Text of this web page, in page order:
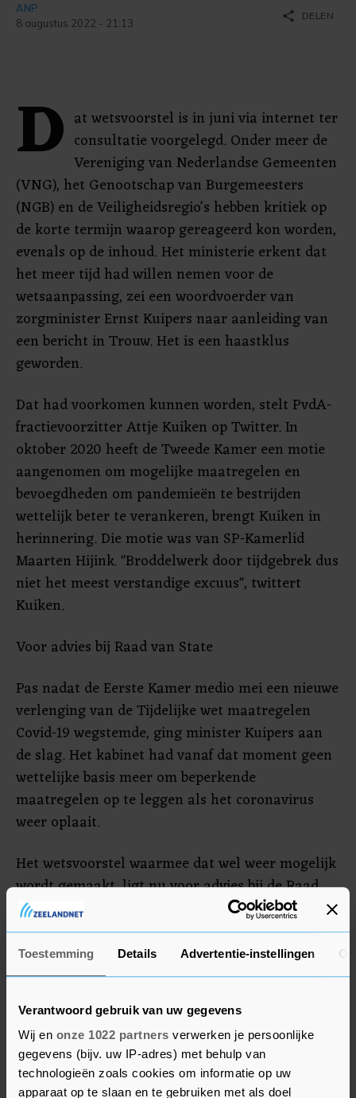
Toestemming Details Advertentie-instellingen
Verantwoord gebruik van uw gegevens
Wij en onze 1022 partners verwerken je persoonlijke
gegevens (bijv. uw IP-adres) met behulp van
technologieën zoals cookies om informatie op uw
apparaat op te slaan en te gebruiken met als doel
ANP
8 augustus 2022 - 21:13
share DELEN
D at wetsvoorstel is in juni via internet ter
consultatie voorgelegd. Onder meer de
Vereniging van Nederlandse Gemeenten
(VNG), het Genootschap van Burgemeesters
(NGB) en de Veiligheidsregio's hebben kritiek op
de korte termijn waarop gereageerd kon worden,
evenals op de inhoud. Het ministerie erkent dat
het meer tijd had willen nemen voor de
wetsaanpassing, zei een woordvoerder van
zorgminister Ernst Kuipers naar aanleiding van
een bericht in Trouw. Het is een haastklus
geworden.
Dat had voorkomen kunnen worden, stelt PvdA-
fractievoorzitter Attje Kuiken op Twitter. In
oktober 2020 heeft de Tweede Kamer een motie
aangenomen om mogelijke maatregelen en
bevoegdheden om pandemieën te bestrijden
wettelijk beter te verankeren, brengt Kuiken in
herinnering. Die motie was van SP-Kamerlid
Maarten Hijink. "Broddelwerk door tijdgebrek dus
niet het meest verstandige excuus", twittert
Kuiken.
Voor advies bij Raad van State
Pas nadat de Eerste Kamer medio mei een nieuwe
verlenging van de Tijdelijke wet maatregelen
Covid-19 wegstemde, ging minister Kuipers aan
de slag. Het kabinet had vanaf dat moment geen
wettelijke basis meer om beperkende
maatregelen op te leggen als het coronavirus
weer oplaait.
Het wetsvoorstel waarmee dat wel weer mogelijk
wordt gemaakt, ligt nu voor advies bij de Raad
van State.
Petitie
het kabinet geadviseerd het wetsvoorstel nog
niet bij de Kamer in te dienen. De resultaten van
de evaluatie van de aanpak en bestrijding van de
coronapandemie moeten in het wetsvoorstel